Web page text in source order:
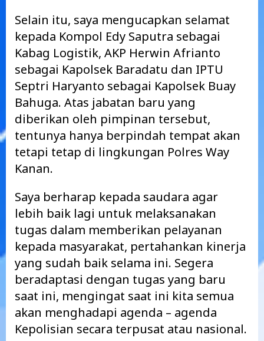
Selain itu, saya mengucapkan selamat
kepada Kompol Edy Saputra sebagai
Kabag Logistik, AKP Herwin Afrianto
sebagai Kapolsek Baradatu dan IPTU
Septri Haryanto sebagai Kapolsek Buay
Bahuga. Atas jabatan baru yang
diberikan oleh pimpinan tersebut,
tentunya hanya berpindah tempat akan
tetapi tetap di lingkungan Polres Way
Kanan.
Saya berharap kepada saudara agar
lebih baik lagi untuk melaksanakan
tugas dalam memberikan pelayanan
kepada masyarakat, pertahankan kinerja
yang sudah baik selama ini. Segera
beradaptasi dengan tugas yang baru
saat ini, mengingat saat ini kita semua
akan menghadapi agenda – agenda
Kepolisian secara terpusat atau nasional.